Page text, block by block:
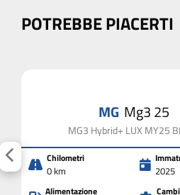
POTREBBE PIACERTI
MG Mg3 25
MG3 Hybrid+ LUX MY25
Chilometri
0 km 2025
Alimentazione